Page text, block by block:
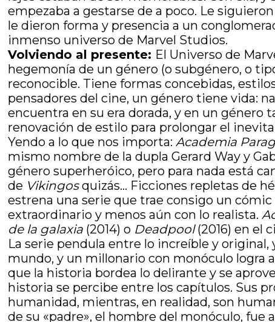
empezaba a gestarse de a poco. Le siguieron
le dieron forma y presencia a un
inmenso universo de Marvel Studios.
Volviendo al presente: El Universo de
hegemonía de un género (o subgénero, o
reconocible. Tiene formas concebidas,
pensadores del cine, un género tiene vida:
encuentra en su era dorada, y en un género
renovación de estilo para prolongar el
Yendo a lo que nos importa:Academia
mismo nombre de la dupla Gerard Way y
género superheróico, pero para nada está
de Vikingosquizás… Ficciones repletas de
estrena una serie que trae consigo un
extraordinario y menos aún con lo realista.
de la galaxia (2014) o Deadpool(2016) en el
La serie pendula entre lo increíble y
mundo, y un millonario con monóculo logra
que la historia bordea lo delirante y se
historia se percibe entre los capítulos. Sus
humanidad, mientras, en realidad, son
de su «padre», el hombre del monóculo, fue